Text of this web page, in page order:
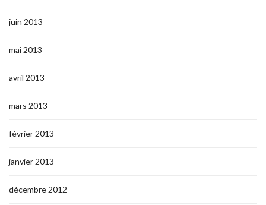
juin 2013
mai 2013
avril 2013
mars 2013
février 2013
janvier 2013
décembre 2012